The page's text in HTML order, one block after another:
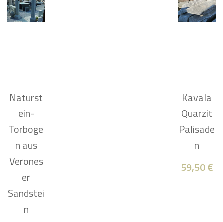
Naturst
ein-
Torboge
n aus
Verones
er
Sandstei
n
Kavala
Quarzit
Palisade
n
59,50€